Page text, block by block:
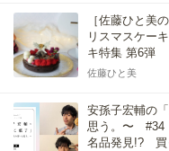
［佐藤ひと美
リスマスケー
キ特集 第6弾
佐藤ひと美
安孫子宏輔の
思う。〜 #34
名品発見!? 買